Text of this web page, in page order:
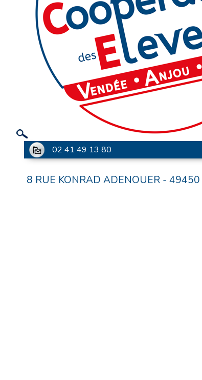
02 41 49 13 80
8 RUE KONRAD ADENOUER - 49450